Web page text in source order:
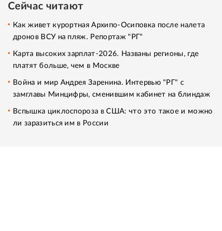
Сейчас читают
Как живет курортная Архипо-Осиповка после налета
дронов ВСУ на пляж. Репортаж "РГ"
Карта высоких зарплат-2026. Названы регионы, где
платят больше, чем в Москве
Война и мир Андрея Заренина. Интервью "РГ" с
замглавы Минцифры, сменившим кабинет на блиндаж
Вспышка циклоспороза в США: что это такое и можно
ли заразиться им в России